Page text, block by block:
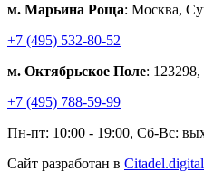
м. Марьина Роща: Москва,
+7 (495) 532-80-52
м. Октябрьское Поле:
+7 (495) 788-59-99
Пн-пт: 10:00 - 19:00, Сб-Вс:
Сайт разработан в Citadel.digital